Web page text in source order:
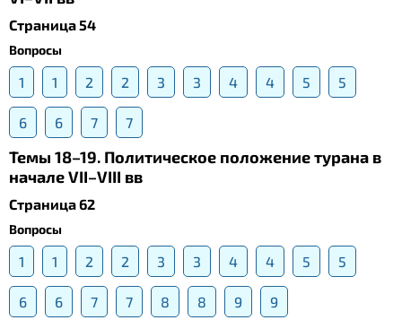
Страница 54
Вопросы
1 1 2 2 3 3 4 4 5 5
6 6 7 7
Темы 18–19. Политическое положение турана в
начале VII–VIII вв
Страница 62
Вопросы
1 1 2 2 3 3 4 4 5 5
6 6 7 7 8 8 9 9